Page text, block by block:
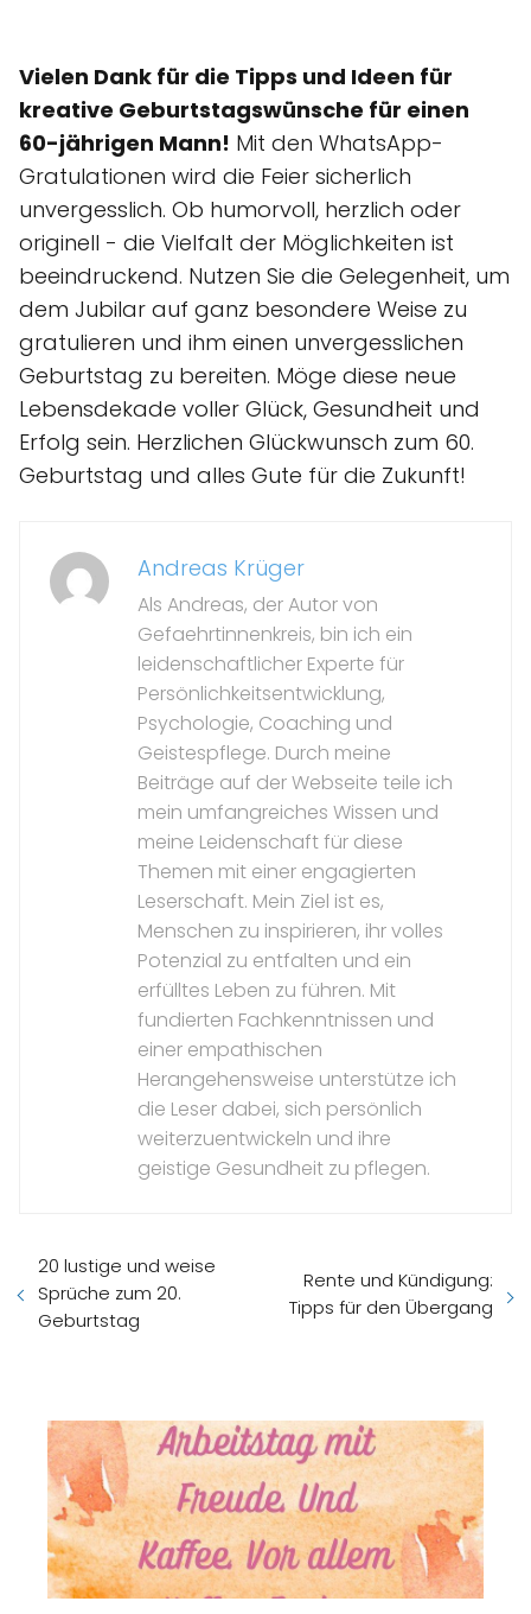
Vielen Dank für die Tipps und Ideen für
kreative Geburtstagswünsche für einen
60-jährigen Mann! Mit den WhatsApp-
Gratulationen wird die Feier sicherlich
unvergesslich. Ob humorvoll, herzlich oder
originell - die Vielfalt der Möglichkeiten ist
beeindruckend. Nutzen Sie die Gelegenheit, um
dem Jubilar auf ganz besondere Weise zu
gratulieren und ihm einen unvergesslichen
Geburtstag zu bereiten. Möge diese neue
Lebensdekade voller Glück, Gesundheit und
Erfolg sein. Herzlichen Glückwunsch zum 60.
Geburtstag und alles Gute für die Zukunft!
Andreas Krüger
Als Andreas, der Autor von
Gefaehrtinnenkreis, bin ich ein
leidenschaftlicher Experte für
Persönlichkeitsentwicklung,
Psychologie, Coaching und
Geistespflege. Durch meine
Beiträge auf der Webseite teile ich
mein umfangreiches Wissen und
meine Leidenschaft für diese
Themen mit einer engagierten
Leserschaft. Mein Ziel ist es,
Menschen zu inspirieren, ihr volles
Potenzial zu entfalten und ein
erfülltes Leben zu führen. Mit
fundierten Fachkenntnissen und
einer empathischen
Herangehensweise unterstütze ich
die Leser dabei, sich persönlich
weiterzuentwickeln und ihre
geistige Gesundheit zu pflegen.
20 lustige und weise
Sprüche zum 20.
Geburtstag
Rente und Kündigung:
Tipps für den Übergang